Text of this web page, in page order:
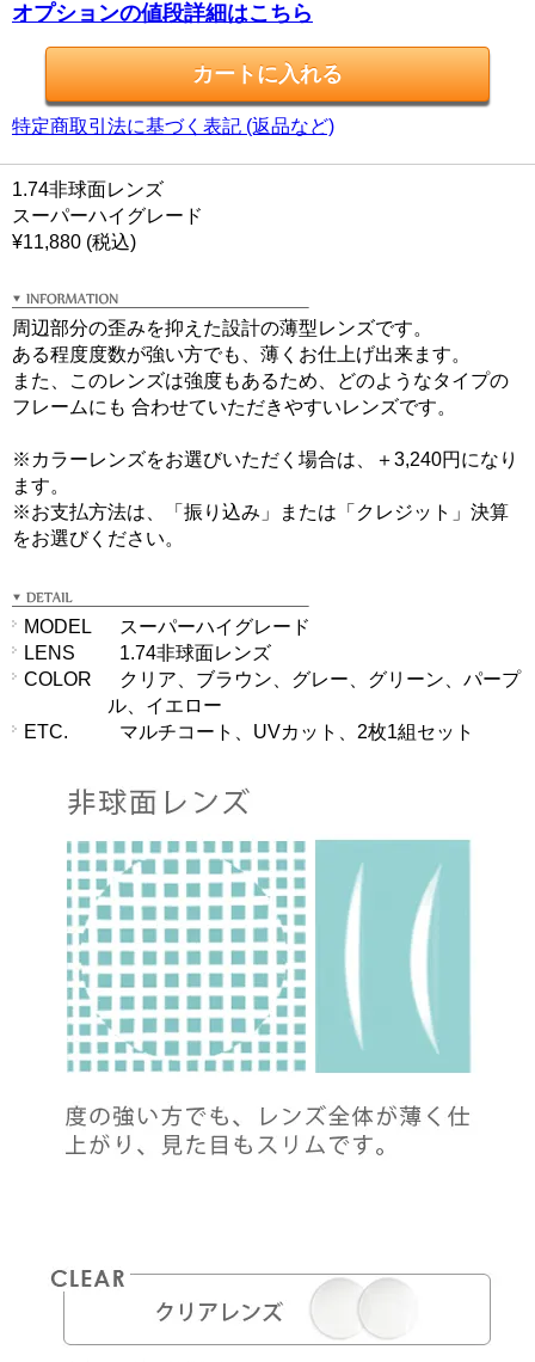
オプションの値段詳細はこちら
特定商取引法に基づく表記 (返品など)
1.74非球面レンズ
スーパーハイグレード
¥11,880 (税込)
周辺部分の歪みを抑えた設計の薄型レンズです。
ある程度度数が強い方でも、薄くお仕上げ出来ます。
また、このレンズは強度もあるため、どのようなタイプの
フレームにも 合わせていただきやすいレンズです。
※カラーレンズをお選びいただく場合は、＋3,240円になり
ます。
※お支払方法は、「振り込み」または「クレジット」決算
をお選びください。
MODEL
スーパーハイグレード
LENS
1.74非球面レンズ
COLOR
クリア、ブラウン、グレー、グリーン、パープ
ル、イエロー
ETC.
マルチコート、UVカット、2枚1組セット